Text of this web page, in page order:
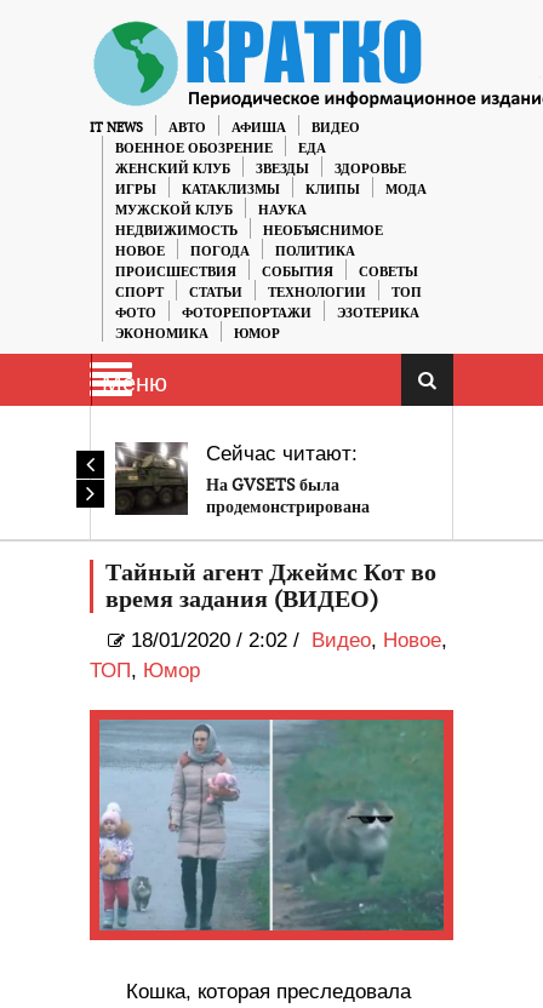
IT NEWS АВТО АФИША
ВИДЕО
ВОЕННОЕ ОБОЗРЕНИЕ
ЕДА
ЖЕНСКИЙ КЛУБ
ЗВЕЗДЫ
ЗДОРОВЬЕ
ИГРЫ
КАТАКЛИЗМЫ КЛИПЫ
МОДА
МУЖСКОЙ КЛУБ
НАУКА
НЕДВИЖИМОСТЬ
НЕОБЪЯСНИМОЕ
НОВОЕ
ПОГОДА
ПОЛИТИКА
ПРОИСШЕСТВИЯ
СОБЫТИЯ
СОВЕТЫ
СПОРТ
СТАТЬИ ТЕХНОЛОГИИ
ТОП
ФОТО
ФОТОРЕПОРТАЖИ
ЭЗОТЕРИКА
ЭКОНОМИКА
ЮМОР
Меню
Сейчас читают:
На GVSETS была
продемонстрирована
Тайный агент Джеймс Кот во
время задания (ВИДЕО)
18/01/2020 / 2:02 / Видео, Новое,
ТОП, Юмор
Кошка, которая преследовала